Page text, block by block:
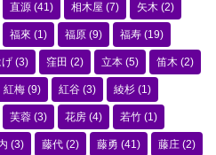
直源 (41) 相木屋 (7) 矢木 (2)
福來 (1) 福原 (9) 福寿 (19)
(3) 窪田 (2) 立本 (5) 笛木 (2)
紅梅 (9) 紅谷 (3) 綾杉 (1)
芙蓉 (3) 花房 (4) 若竹 (1)
(3) 藤代 (2) 藤勇 (41) 藤庄 (2)